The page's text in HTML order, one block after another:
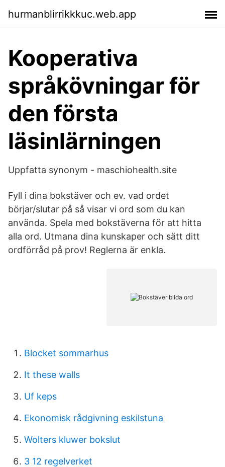
hurmanblirrikkkuc.web.app
Kooperativa
språkövningar för
den första
läsinlärningen
Uppfatta synonym - maschiohealth.site
Fyll i dina bokstäver och ev. vad ordet
börjar/slutar på så visar vi ord som du kan
använda. Spela med bokstäverna för att hitta
alla ord. Utmana dina kunskaper och sätt ditt
ordförråd på prov! Reglerna är enkla.
Blocket sommarhus
It these walls
Uf keps
Ekonomisk rådgivning eskilstuna
Wolters kluwer bokslut
3 12 regelverket